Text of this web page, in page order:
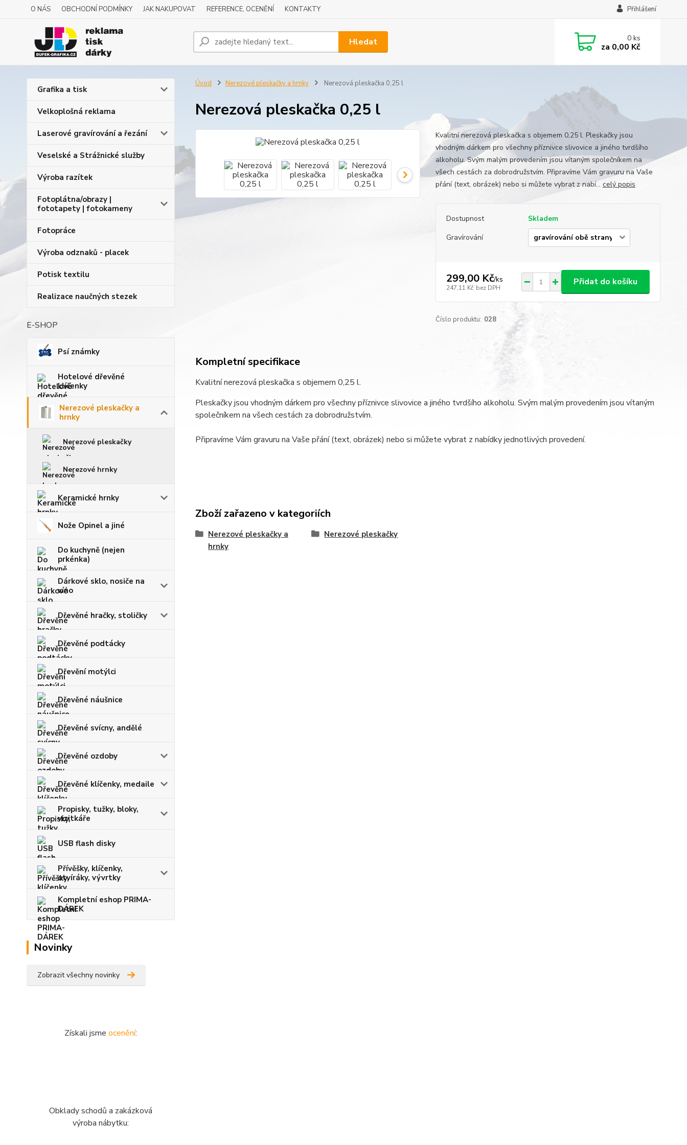
O NÁS OBCHODNÍ PODMÍNKY JAK NAKUPOVAT REFERENCE, OCENĚNÍ KONTAKTY Přihlášení
Hledat 0ks
za 0,00 Kč
Grafika a tisk
Velkoplošná reklama
Laserové gravírování a řezání
Veselské a Strážnické služby
Výroba razítek
Fotoplátna/obrazy |
fototapety | fotokameny
Fotopráce
Výroba odznaků - placek
Potisk textilu
Realizace naučných stezek
E-SHOP
Psí známky
Hotelové dřevěné
klíčenky
Nerezové pleskačky a
hrnky
Nerezové pleskačky
Nerezové hrnky
Keramické hrnky
Nože Opinel a jiné
Do kuchyně (nejen
prkénka)
Dárkové sklo, nosiče na
víno
Dřevěné hračky, stoličky
Dřevěné podtácky
Dřevění motýlci
Dřevěné náušnice
Dřevěné svícny, andělé
Dřevěné ozdoby
Dřevěné klíčenky, medaile
Propisky, tužky, bloky,
vizitkáře
USB flash disky
Přívěšky, klíčenky,
otvíráky, vývrtky
Kompletní eshop PRIMA-
DÁREK
Novinky
Zobrazit všechny novinky
Získali jsme ocenění:
Obklady schodů a zakázková
výroba nábytku:
Úvod Nerezové pleskačky a hrnky Nerezová pleskačka 0,25 l
Nerezová pleskačka 0,25 l
Kvalitní nerezová pleskačka s objemem 0,25 l. Pleskačky jsou
vhodným dárkem pro všechny příznivce slivovice a jiného tvrdšího
alkoholu. Svým malým provedením jsou vítaným společníkem na
všech cestách za dobrodružstvím. Připravíme Vám gravuru na Vaše
přání (text, obrázek) nebo si můžete vybrat z nabí... celý popis
Dostupnost
Skladem
Gravírování
299,00 Kč/ks
247,11 Kč bez DPH
Přidat do košíku
Číslo produktu: 028
Kompletní specifikace
Kvalitní nerezová pleskačka s objemem 0,25 l.
Pleskačky jsou vhodným dárkem pro všechny příznivce slivovice a jiného tvrdšího alkoholu. Svým malým provedením jsou vítaným
společníkem na všech cestách za dobrodružstvím.
Připravíme Vám gravuru na Vaše přání (text, obrázek) nebo si můžete vybrat z nabídky jednotlivých provedení.
Zboží zařazeno v kategoriích
Nerezové pleskačky a
hrnky
Nerezové pleskačky